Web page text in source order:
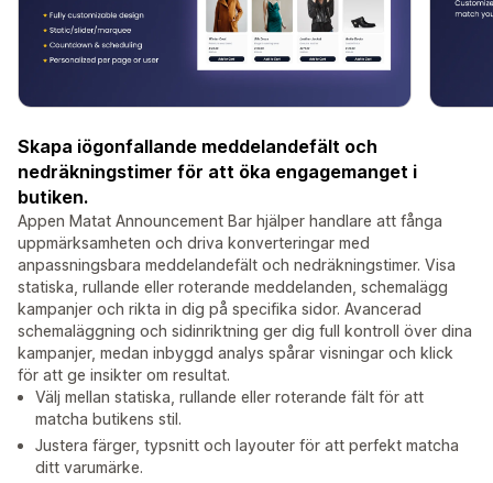
Skapa iögonfallande meddelandefält och
nedräkningstimer för att öka engagemanget i
butiken.
Appen Matat Announcement Bar hjälper handlare att fånga
uppmärksamheten och driva konverteringar med
anpassningsbara meddelandefält och nedräkningstimer. Visa
statiska, rullande eller roterande meddelanden, schemalägg
kampanjer och rikta in dig på specifika sidor. Avancerad
schemaläggning och sidinriktning ger dig full kontroll över dina
kampanjer, medan inbyggd analys spårar visningar och klick
för att ge insikter om resultat.
Välj mellan statiska, rullande eller roterande fält för att
matcha butikens stil.
Justera färger, typsnitt och layouter för att perfekt matcha
ditt varumärke.